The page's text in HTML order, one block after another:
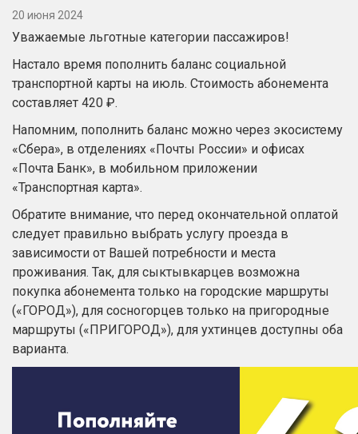
20 июня 2024
Уважаемые льготные категории пассажиров!
Настало время пополнить баланс социальной
транспортной карты на июль. Стоимость абонемента
составляет 420 ₽.
Напомним, пополнить баланс можно через экосистему
«Сбера», в отделениях «Почты России» и офисах
«Почта Банк», в мобильном приложении
«Транспортная карта».
Обратите внимание, что перед окончательной оплатой
следует правильно выбрать услугу проезда в
зависимости от Вашей потребности и места
проживания. Так, для сыктывкарцев возможна
покупка абонемента только на городские маршруты
(«ГОРОД»), для сосногорцев только на пригородные
маршруты («ПРИГОРОД»), для ухтинцев доступны оба
варианта.